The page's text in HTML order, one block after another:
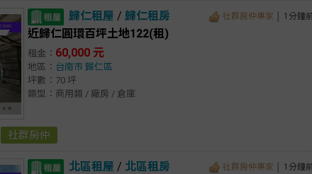
歸仁租屋 / 歸仁租房 社群房仲專家 │ 1分鐘
近歸仁圓環百坪土地122(租)
租金： 60,000 元
地區： 台南市 歸仁區
坪數：70 坪
類型：商用類 / 廠房 / 倉庫
社群房仲
北區租屋 / 北區租房 社群房仲專家 │ 1分鐘